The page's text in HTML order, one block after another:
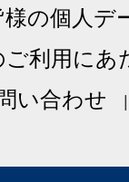
の個人デ
ご利用にあ
い合わせ